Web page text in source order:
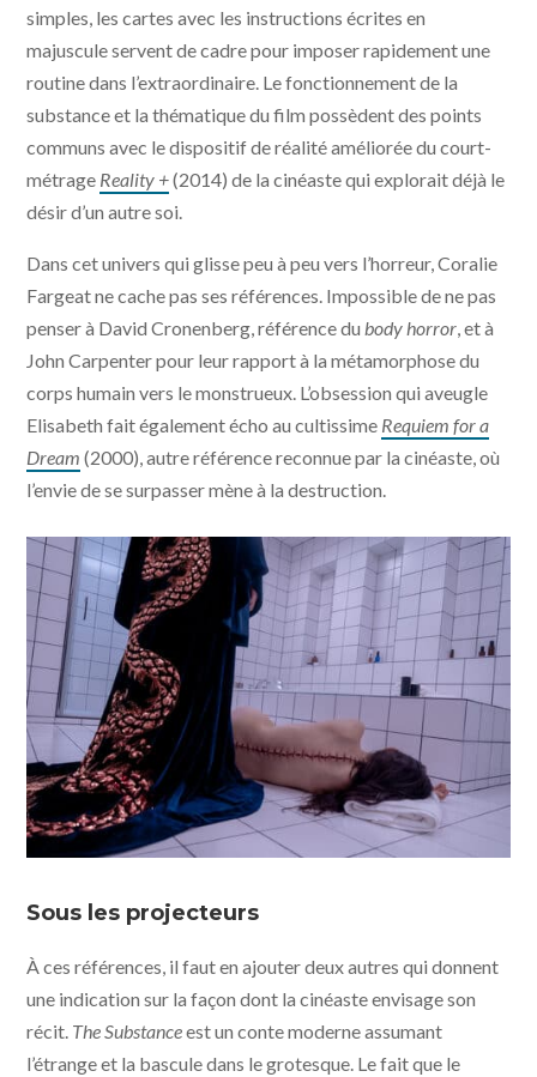
simples, les cartes avec les instructions écrites en
majuscule servent de cadre pour imposer rapidement une
routine dans l’extraordinaire. Le fonctionnement de la
substance et la thématique du film possèdent des points
communs avec le dispositif de réalité améliorée du court-
métrage Reality +(2014) de la cinéaste qui explorait déjà le
désir d’un autre soi.
Dans cet univers qui glisse peu à peu vers l’horreur, Coralie
Fargeat ne cache pas ses références. Impossible de ne pas
penser à David Cronenberg, référence dubody horror, et à
John Carpenter pour leur rapport à la métamorphose du
corps humain vers le monstrueux. L’obsession qui aveugle
Elisabeth fait également écho au cultissime Requiem for a
Dream (2000), autre référence reconnue par la cinéaste, où
l’envie de se surpasser mène à la destruction.
BLACKSMITH - METROPOLITAN FILMEXPORT - MUBI
Sous les projecteurs
À ces références, il faut en ajouter deux autres qui donnent
une indication sur la façon dont la cinéaste envisage son
récit. The Substanceest un conte moderne assumant
l’étrange et la bascule dans le grotesque. Le fait que le